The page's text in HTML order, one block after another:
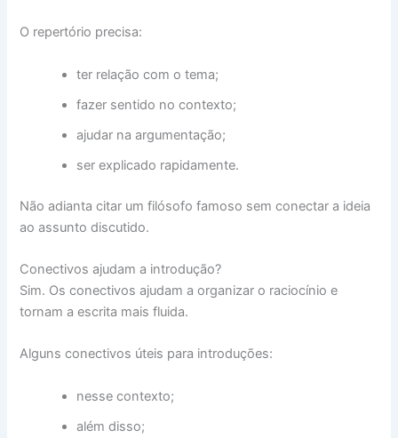
O repertório precisa:
ter relação com o tema;
fazer sentido no contexto;
ajudar na argumentação;
ser explicado rapidamente.
Não adianta citar um filósofo famoso sem conectar a ideia
ao assunto discutido.
Conectivos ajudam a introdução?
Sim. Os conectivos ajudam a organizar o raciocínio e
tornam a escrita mais fluida.
Alguns conectivos úteis para introduções:
nesse contexto;
além disso;